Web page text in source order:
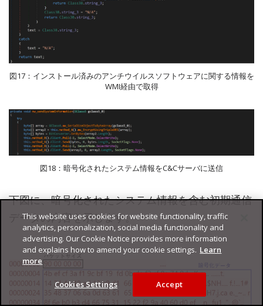
図17：インストール済みのアンチウイルスソフトウェアに関する情報を
WMI経由で取得
図18：暗号化されたシステム情報をC&Cサーバに送信
下図に、暗号化されたシステム情報を含む初期通信
データの内容を示します。
This website uses cookies for website functionality, traffic
analytics, personalization, social media functionality and
advertising. Our Cookie Notice provides more information
and explains how to amend your cookie settings. Learn
more
Cookies Settings Accept